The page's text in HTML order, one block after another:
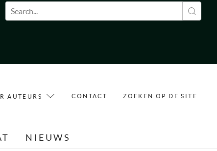
Zoekveld
AUTEURS CONTACT ZOEKEN OP DE SITE
NIEUWS